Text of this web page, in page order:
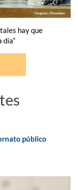
hay que
día”
público